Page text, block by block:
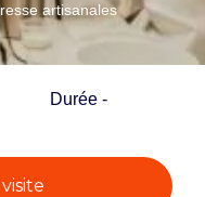
artisanales
Durée -